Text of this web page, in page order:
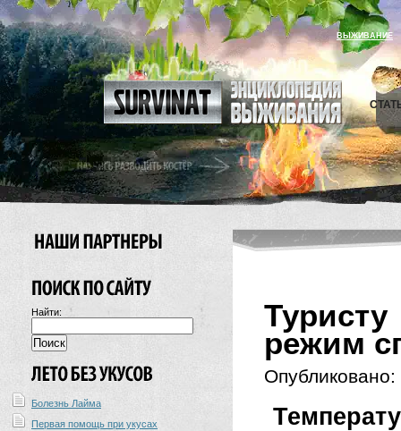
ВЫЖИВАНИЕ
Найти:
Болезнь Лайма
Первая помощь при укусах
режим
Опубликовано: